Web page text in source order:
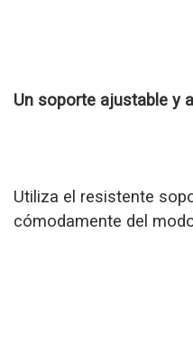
Un soporte ajustable y
Utiliza el resistente
cómodamente del